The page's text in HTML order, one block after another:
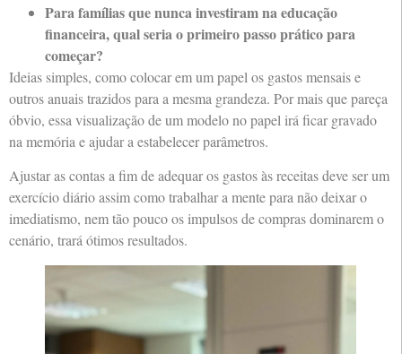
Para famílias que nunca investiram na educação
financeira, qual seria o primeiro passo prático para
começar?
Ideias simples, como colocar em um papel os gastos mensais e
outros anuais trazidos para a mesma grandeza. Por mais que pareça
óbvio, essa visualização de um modelo no papel irá ficar gravado
na memória e ajudar a estabelecer parâmetros.
Ajustar as contas a fim de adequar os gastos às receitas deve ser um
exercício diário assim como trabalhar a mente para não deixar o
imediatismo, nem tão pouco os impulsos de compras dominarem o
cenário, trará ótimos resultados.